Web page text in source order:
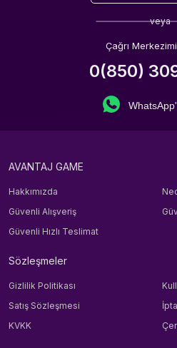
veya
Çağrı
0(850)
AVANTAJ GAME
Hakkımızda
Güvenli Alışveriş
Güvenli Hızlı Teslimat
Sözleşmeler
Gizlilik Politikası
Satış Sözleşmesi
KVKK